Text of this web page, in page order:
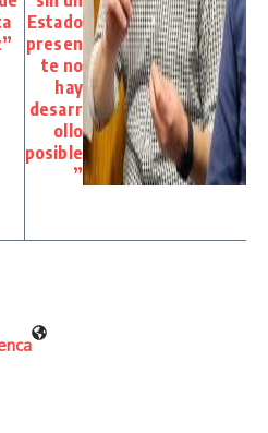
Estado
presen
te no
hay
desarr
ollo
posible
”